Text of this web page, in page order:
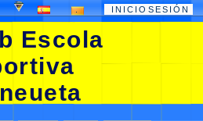
. . INICIOSESIÓN
Escola